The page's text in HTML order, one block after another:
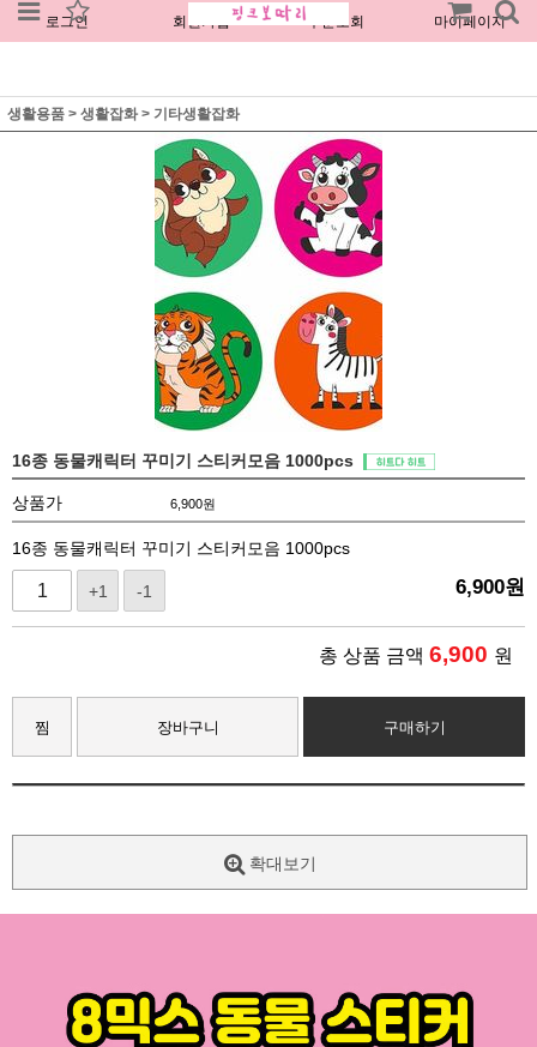
로그인 회원가입 주문조회 마이페이지
생활용품 > 생활잡화 > 기타생활잡화
16종 동물캐릭터 꾸미기 스티커모음 1000pcs
상품가 6,900원
16종 동물캐릭터 꾸미기 스티커모음 1000pcs
+1 -1 6,900원
총 상품 금액 6,900 원
찜 장바구니 구매하기
확대보기